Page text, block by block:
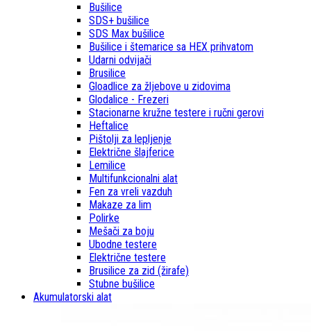
Bušilice
SDS+ bušilice
SDS Max bušilice
Bušilice i štemarice sa HEX prihvatom
Udarni odvijači
Brusilice
Gloadlice za žljebove u zidovima
Glodalice - Frezeri
Stacionarne kružne testere i ručni gerovi
Heftalice
Pištolji za lepljenje
Električne šlajferice
Lemilice
Multifunkcionalni alat
Fen za vreli vazduh
Makaze za lim
Polirke
Mešači za boju
Ubodne testere
Električne testere
Brusilice za zid (žirafe)
Stubne bušilice
Akumulatorski alat